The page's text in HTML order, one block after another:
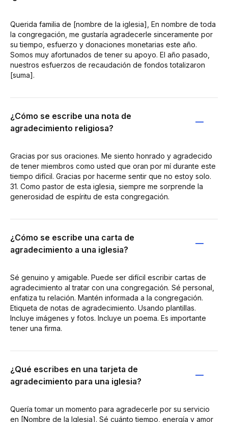
Querida familia de [nombre de la iglesia], En nombre de toda
la congregación, me gustaría agradecerle sinceramente por
su tiempo, esfuerzo y donaciones monetarias este año.
Somos muy afortunados de tener su apoyo. El año pasado,
nuestros esfuerzos de recaudación de fondos totalizaron
[suma].
¿Cómo se escribe una nota de
agradecimiento religiosa?
Gracias por sus oraciones. Me siento honrado y agradecido
de tener miembros como usted que oran por mí durante este
tiempo difícil. Gracias por hacerme sentir que no estoy solo.
31. Como pastor de esta iglesia, siempre me sorprende la
generosidad de espíritu de esta congregación.
¿Cómo se escribe una carta de
agradecimiento a una iglesia?
Sé genuino y amigable. Puede ser difícil escribir cartas de
agradecimiento al tratar con una congregación. Sé personal,
enfatiza tu relación. Mantén informada a la congregación.
Etiqueta de notas de agradecimiento. Usando plantillas.
Incluye imágenes y fotos. Incluye un poema. Es importante
tener una firma.
¿Qué escribes en una tarjeta de
agradecimiento para una iglesia?
Quería tomar un momento para agradecerle por su servicio
en [Nombre de la Iglesia]. Sé cuánto tiempo, energía y amor